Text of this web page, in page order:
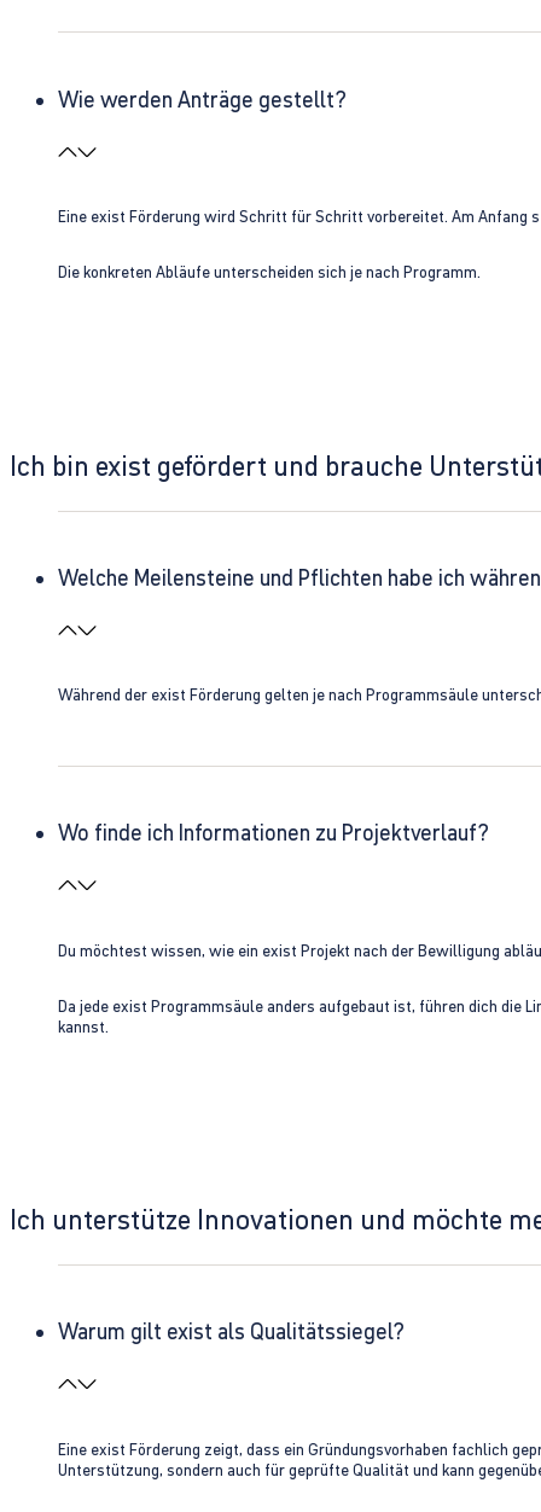
Wie werden Anträge gestellt?
Eine exist Förderung wird Schritt für Schritt vorbereitet. Am Anfang
Die konkreten Abläufe unterscheiden sich je nach Programm.
Ich bin exist gefördert und brauche
Welche Meilensteine und Pflichten habe ich
Während der exist Förderung gelten je nach Programmsäule
Wo finde ich Informationen zu Projektverlauf?
Du möchtest wissen, wie ein exist Projekt nach der Bewilligung
Da jede exist Programmsäule anders aufgebaut ist, führen dich die
kannst.
Ich unterstütze Innovationen und möchte
Warum gilt exist als Qualitätssiegel?
Eine exist Förderung zeigt, dass ein Gründungsvorhaben fachlich
Unterstützung, sondern auch für geprüfte Qualität und kann